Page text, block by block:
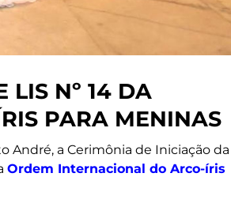
LIS Nº 14 DA
PARA MENINAS
André, a Cerimônia de Iniciação da
Ordem Internacional do Arco-íris